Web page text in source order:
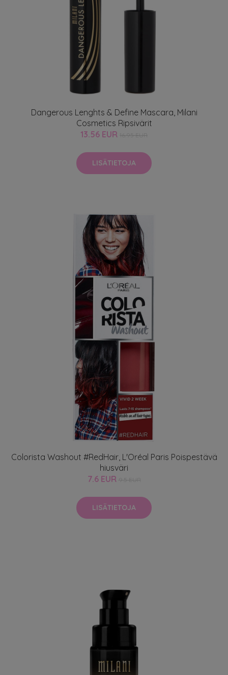
Dangerous Lenghts & Define Mascara, Milani
Cosmetics Ripsivärit
13.56 EUR
LISÄTIETOJA
Colorista Washout #RedHair, L'Oréal Paris Poispestävä
hiusväri
7.6 EUR
LISÄTIETOJA